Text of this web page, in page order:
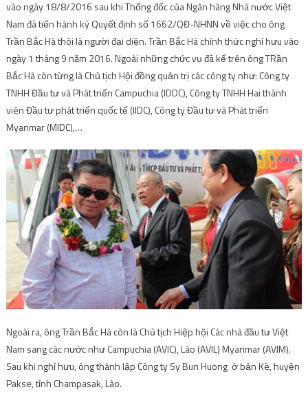
vào ngày 18/8/2016 sau khi Thống đốc của Ngân hàng Nhà nước Việt
Nam đã tiến hành ký Quyết định số 1662/QĐ-NHNN về việc cho ông
Trần Bắc Hà thôi là người đại diện. Trần Bắc Hà chính thức nghỉ hưu vào
ngày 1 tháng 9 năm 2016. Ngoài những chức vụ đã kể trên ông TRần
Bắc Hà còn từng là Chủ tịch Hội đồng quản trị các công ty như: Công ty
TNHH Đầu tư và Phát triển Campuchia (IDDC), Công ty TNHH Hai thành
viên Đầu tư phát triển quốc tế (IIDC), Công ty Đầu tư và Phát triển
Myanmar (MIDC),…
Ngoài ra, ông Trần Bắc Hà còn là Chủ tịch Hiệp hội Các nhà đầu tư Việt
Nam sang các nước như Campuchia (AVIC), Lào (AVIL) Myanmar (AVIM).
Sau khi nghỉ hưu, ông thành lập Công ty Sy Bun Huong ở bản Kè, huyện
Pakse, tỉnh Champasak, Lào.